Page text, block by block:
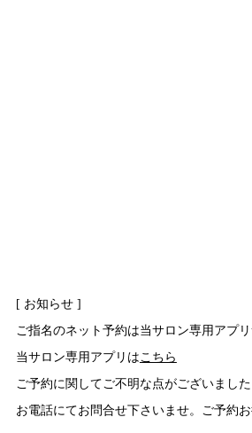
[ お知らせ ]
ご指名のネット予約は当サロン専用アプリ
当サロン専用アプリはこちら
ご予約に関してご不明な点がございました
お電話にてお問合せ下さいませ。ご予約お